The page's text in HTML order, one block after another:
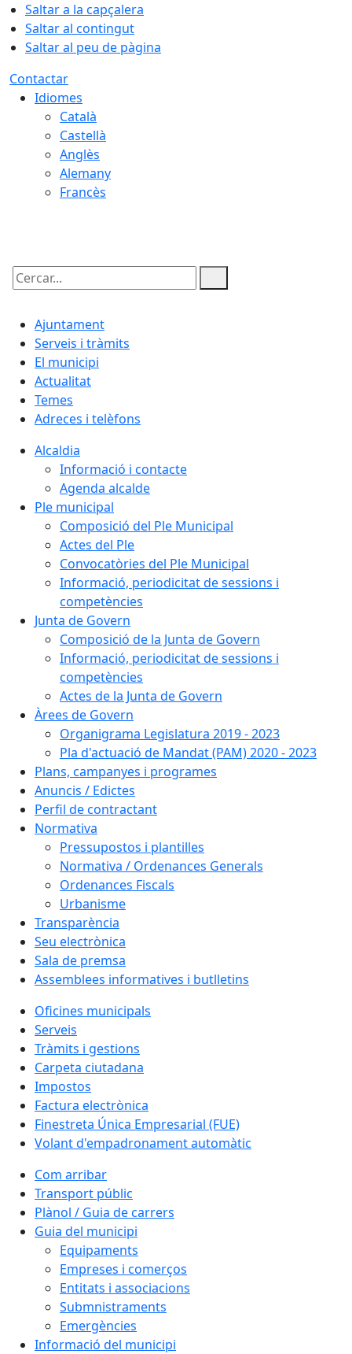
Saltar a la capçalera
Saltar al contingut
Saltar al peu de pàgina
Contactar
Idiomes
Català
Castellà
Anglès
Alemany
Francès
Cercar:
Ajuntament
Serveis i tràmits
El municipi
Actualitat
Temes
Adreces i telèfons
Alcaldia
Informació i contacte
Agenda alcalde
Ple municipal
Composició del Ple Municipal
Actes del Ple
Convocatòries del Ple Municipal
Informació, periodicitat de sessions i
competències
Junta de Govern
Composició de la Junta de Govern
Informació, periodicitat de sessions i
competències
Actes de la Junta de Govern
Àrees de Govern
Organigrama Legislatura 2019 - 2023
Pla d'actuació de Mandat (PAM) 2020 - 2023
Plans, campanyes i programes
Anuncis / Edictes
Perfil de contractant
Normativa
Pressupostos i plantilles
Normativa / Ordenances Generals
Ordenances Fiscals
Urbanisme
Transparència
Seu electrònica
Sala de premsa
Assemblees informatives i butlletins
Oficines municipals
Serveis
Tràmits i gestions
Carpeta ciutadana
Impostos
Factura electrònica
Finestreta Única Empresarial (FUE)
Volant d'empadronament automàtic
Com arribar
Transport públic
Plànol / Guia de carrers
Guia del municipi
Equipaments
Empreses i comerços
Entitats i associacions
Submnistraments
Emergències
Informació del municipi